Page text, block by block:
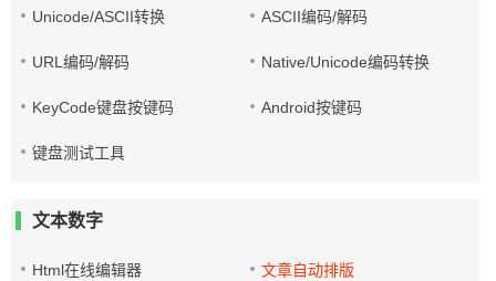
Unicode/ASCII转换 ASCII编码/解码
URL编码/解码 Native/Unicode编码转换
KeyCode键盘按键码 Android按键码
键盘测试工具
文本数字
Html在线编辑器 文章自动排版